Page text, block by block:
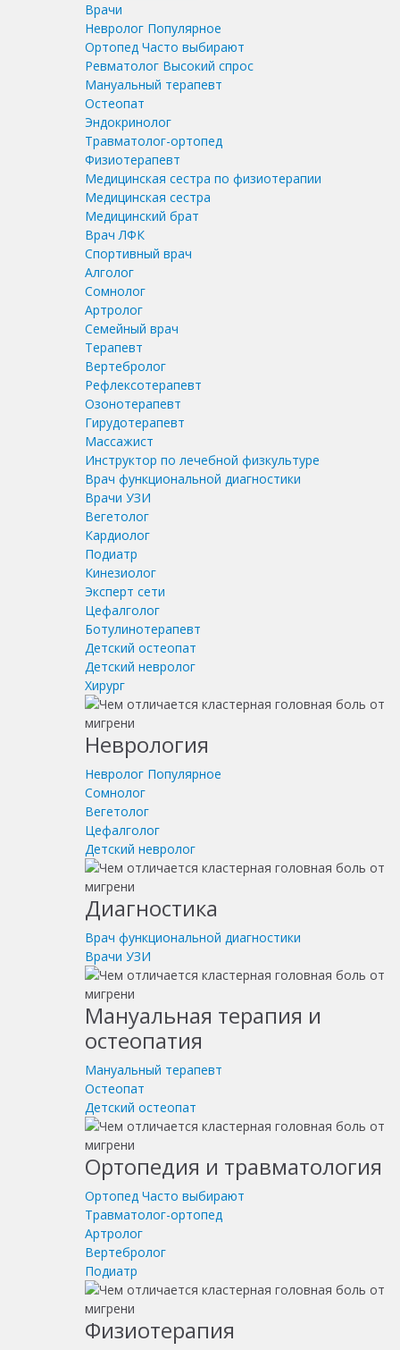
Врачи
Невролог Популярное
Ортопед Часто выбирают
Ревматолог Высокий спрос
Мануальный терапевт
Остеопат
Эндокринолог
Травматолог-ортопед
Физиотерапевт
Медицинская сестра по физиотерапии
Медицинская сестра
Медицинский брат
Врач ЛФК
Спортивный врач
Алголог
Сомнолог
Артролог
Семейный врач
Терапевт
Вертебролог
Рефлексотерапевт
Озонотерапевт
Гирудотерапевт
Массажист
Инструктор по лечебной физкультуре
Врач функциональной диагностики
Врачи УЗИ
Вегетолог
Кардиолог
Подиатр
Кинезиолог
Эксперт сети
Цефалголог
Ботулинотерапевт
Детский остеопат
Детский невролог
Хирург
Неврология
Невролог Популярное
Сомнолог
Вегетолог
Цефалголог
Детский невролог
Диагностика
Врач функциональной диагностики
Врачи УЗИ
Мануальная терапия и
остеопатия
Мануальный терапевт
Остеопат
Детский остеопат
Ортопедия и травматология
Ортопед Часто выбирают
Травматолог-ортопед
Артролог
Вертебролог
Подиатр
Физиотерапия